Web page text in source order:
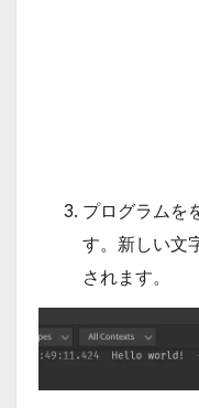
プログラムを
す。新しい文
されます。